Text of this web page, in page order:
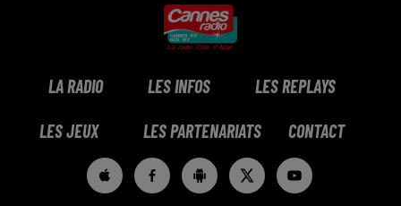
LA RADIO LES INFOS LES REPLAYS
LES JEUX LES PARTENARIATS CONTACT